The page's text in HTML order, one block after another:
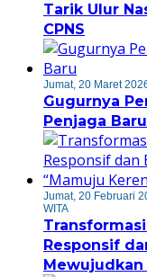
Tarik Ulur
CPNS
Jumat, 20 Maret
Gugurnya
Penjaga Baru
Jumat, 20 Februari
WITA
Responsif
Mewujudkan